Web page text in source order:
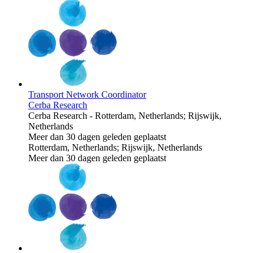
Transport Network Coordinator
Cerba Research
Cerba Research - Rotterdam, Netherlands; Rijswijk,
Netherlands
Meer dan 30 dagen geleden geplaatst
Rotterdam, Netherlands; Rijswijk, Netherlands
Meer dan 30 dagen geleden geplaatst